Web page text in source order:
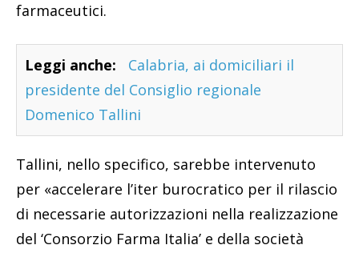
farmaceutici.
Leggi anche:
Calabria, ai domiciliari il
presidente del Consiglio regionale
Domenico Tallini
Tallini, nello specifico, sarebbe intervenuto
per «accelerare l’iter burocratico per il rilascio
di necessarie autorizzazioni nella realizzazione
del ‘Consorzio Farma Italia’ e della società